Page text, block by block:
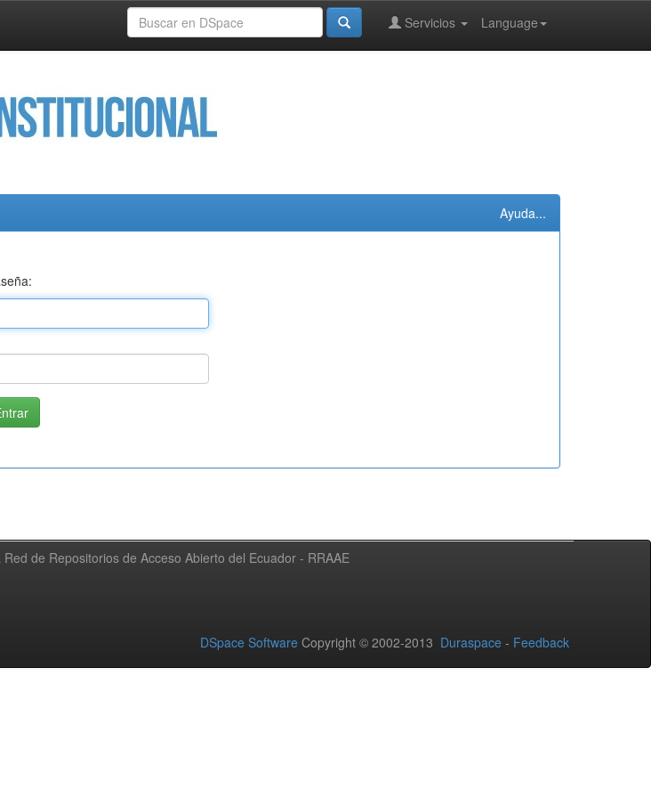
Language
Servicios
Ayuda...
de Repositorios de Acceso Abierto del Ecuador - RRAAE
DSpace Software Copyright © 2002-2013 Duraspace - Feedback